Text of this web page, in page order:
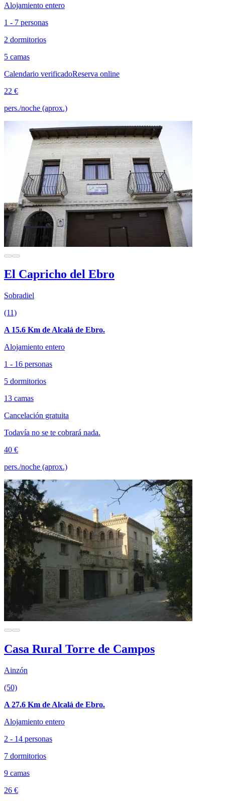
Alojamiento entero
1 - 7 personas
2 dormitorios
5 camas
Calendario verificadoReserva online
22 €
pers./noche (aprox.)
El Capricho del Ebro
Sobradiel
(11)
A 15.6 Km de Alcalá de Ebro.
Alojamiento entero
1 - 16 personas
5 dormitorios
13 camas
Cancelación gratuita
Todavía no se te cobrará nada.
40 €
pers./noche (aprox.)
Casa Rural Torre de Campos
Ainzón
(50)
A 27.6 Km de Alcalá de Ebro.
Alojamiento entero
2 - 14 personas
7 dormitorios
9 camas
26 €